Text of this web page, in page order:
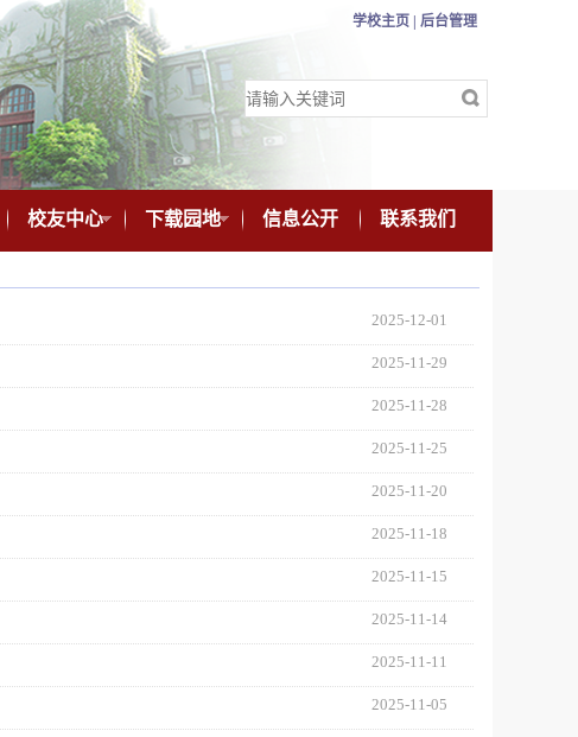
学校主页 | 后台管理
校友中心 下载园地 信息公开 联系我们
2025-12-01
2025-11-29
2025-11-28
2025-11-25
2025-11-20
2025-11-18
2025-11-15
2025-11-14
2025-11-11
2025-11-05